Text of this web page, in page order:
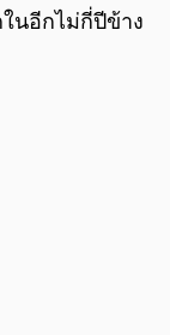
นอีกไม่กี่ปีข้าง